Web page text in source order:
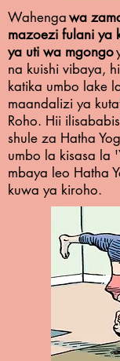
Wahengawa
mazoezi fulani ya
ya uti wa mgongo
na kuishi vibaya,
katika umbo lake
maandalizi ya
Roho. Hii
shule za Hatha
umbo la kisasa la
mbaya leo Hatha
kuwa ya kiroho.